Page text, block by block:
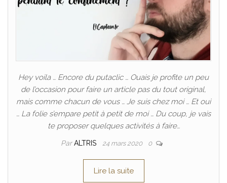
Hey voila … Encore du putaclic … Ouais je profite un peu
de l’occasion pour faire un article pas du tout original,
mais comme chacun de vous … Je suis chez moi … Et oui
… La folie s’empare petit à petit de moi … Du coup, je vais
te proposer quelques activités à faire…
ParALTRIS 24 mars 2020 0
Lire la suite